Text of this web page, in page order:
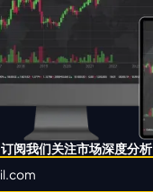
订阅我们关注市场深度分析